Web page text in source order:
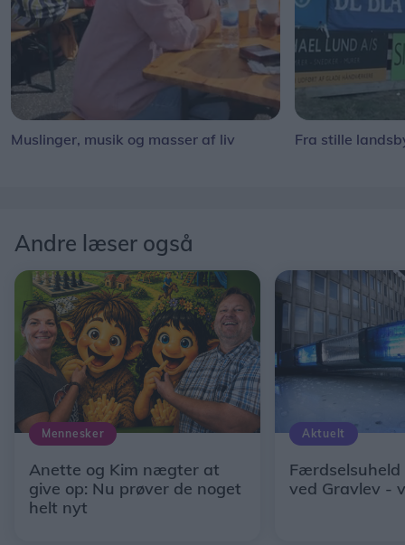
Muslinger, musik og masser af liv Fra stille
Andre læser også
Mennesker
Anette og Kim nægter at
give op: Nu prøver de noget
helt nyt
Aktuelt
ved Gravlev -